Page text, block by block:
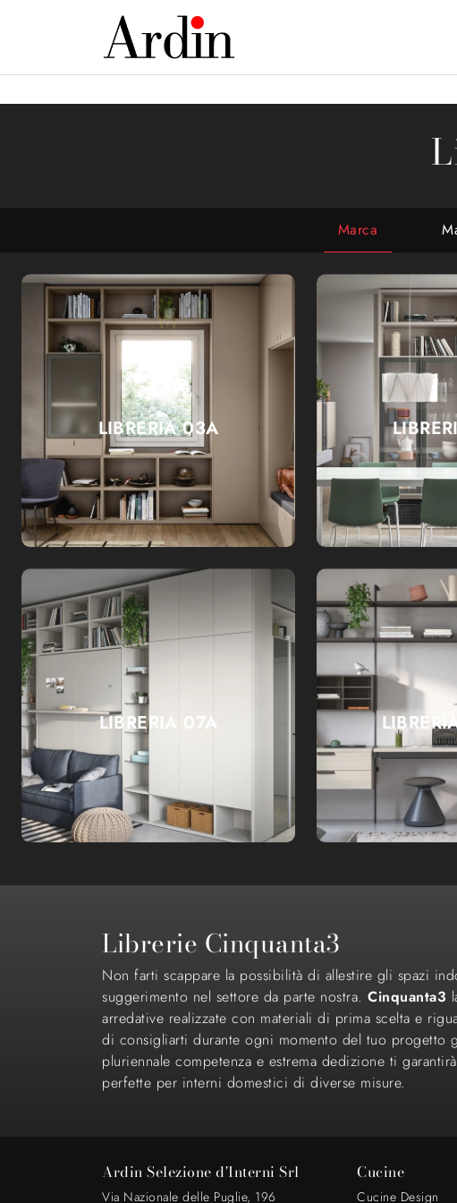
Marca
LIBRERIA 03A
LIBRERIA 07A
Librerie Cinquanta3
Non farti scappare la possibilità di allestire gli spazi
suggerimento nel settore da parte nostra. Cinquanta3
arredative realizzate con materiali di prima scelta e
di consigliarti durante ogni momento del tuo progetto
pluriennale competenza e estrema dedizione ti
perfette per interni domestici di diverse misure.
Ardin Selezione d'Interni Srl
Via Nazionale delle Puglie, 196
Cucine
Cucine Design